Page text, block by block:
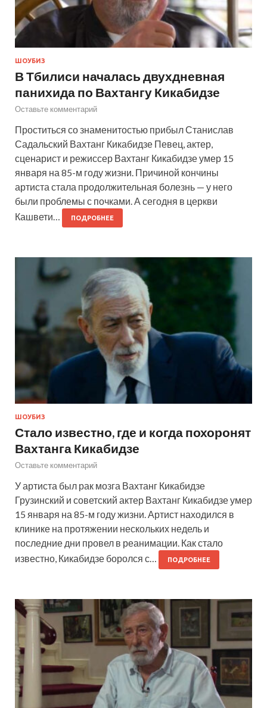
ШОУБИЗ
В Тбилиси началась двухдневная
панихида по Вахтангу Кикабидзе
Оставьте комментарий
Проститься со знаменитостью прибыл Станислав
Садальский Вахтанг Кикабидзе Певец, актер,
сценарист и режиссер Вахтанг Кикабидзе умер 15
января на 85-м году жизни. Причиной кончины
артиста стала продолжительная болезнь — у него
были проблемы с почками. А сегодня в церкви
Кашвети…
ПОДРОБНЕЕ
ШОУБИЗ
Стало известно, где и когда похоронят
Вахтанга Кикабидзе
Оставьте комментарий
У артиста был рак мозга Вахтанг Кикабидзе
Грузинский и советский актер Вахтанг Кикабидзе умер
15 января на 85-м году жизни. Артист находился в
клинике на протяжении нескольких недель и
последние дни провел в реанимации. Как стало
известно, Кикабидзе боролся с…
ПОДРОБНЕЕ